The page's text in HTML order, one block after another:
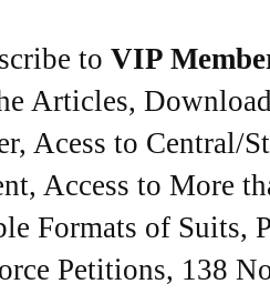
to VIP
Articles,
Acess to Central/
Access to More
Formats of Suits,
Petitions, 138